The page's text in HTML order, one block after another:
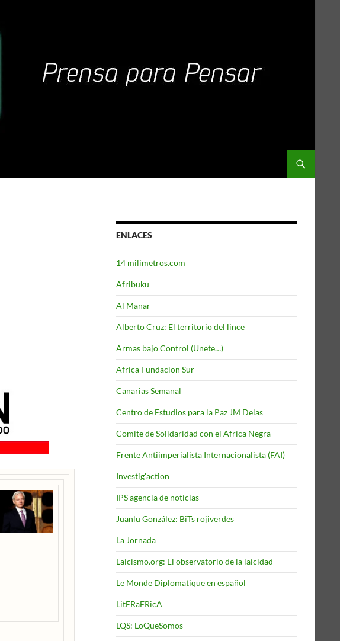
ENLACES
14 milimetros.com
Afribuku
Al Manar
Alberto Cruz: El territorio del lince
Armas bajo Control (Unete…)
Africa Fundacion Sur
Canarias Semanal
Centro de Estudios para la Paz JM Delas
Comite de Solidaridad con el Africa Negra
Frente Antiimperialista Internacionalista (FAI)
Investig'action
IPS agencia de noticias
Juanlu González: BiTs rojiverdes
La Jornada
Laicismo.org: El observatorio de la laicidad
Le Monde Diplomatique en español
LitERaFRicA
LQS: LoQueSomos